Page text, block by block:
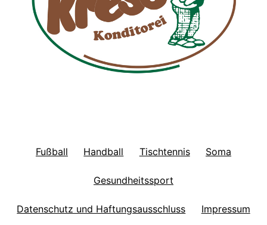
Fußball Handball Tischtennis Soma
Gesundheitssport
Datenschutz und Haftungsausschluss Impressum